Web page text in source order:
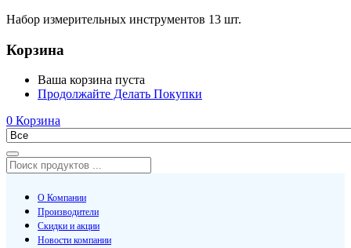
Набор измерительных инструментов 13 шт.
Корзина
Ваша корзина пуста
Продолжайте Делать Покупки
0 Корзина
О Компании
Производители
Скидки и акции
Новости компании